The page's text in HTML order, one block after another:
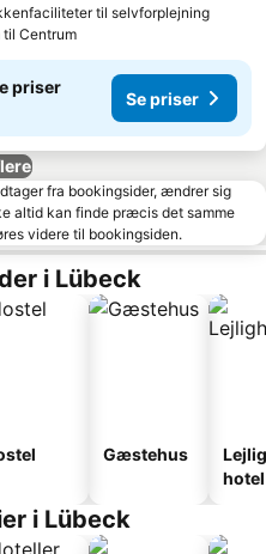
til selvforplejning
til Centrum
priser
Se priser
fra bookingsider, ændrer sig
altid kan finde præcis det samme
videre til bookingsiden.
i Lübeck
Gæstehus
hotel
i Lübeck